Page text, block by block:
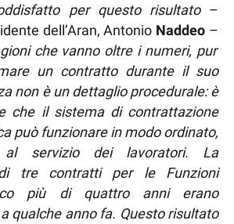
per questo risultato–
dell’Aran, Antonio Naddeo –
che vanno oltre i numeri, pur
un contratto durante il suo
non è un dettaglio procedurale: è
che il sistema di contrattazione
può funzionare in modo ordinato,
al servizio dei lavoratori. La
di tre contratti per le Funzioni
più di quattro anni erano
qualche anno fa. Questo risultato